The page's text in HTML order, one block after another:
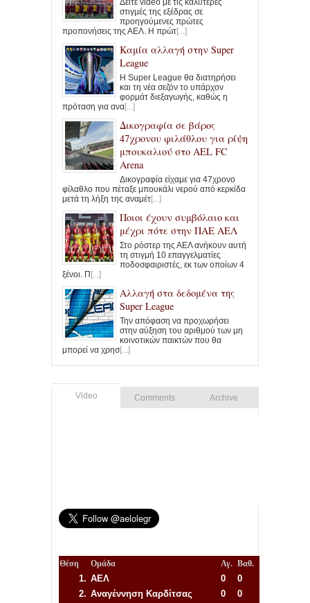
Δείτε video με τις καλύτερες
στιγμές της εξέδρας σε
προηγούμενες πρώτες
προπονήσεις της ΑΕΛ. Η πρώτ[...]
Καμία αλλαγή στην Super
League
Η Super League θα διατηρήσει
και τη νέα σεζόν το υπάρχον
φορμάτ διεξαγωγής, καθώς η
πρόταση για ανα[...]
Δικογραφία σε βάρος
47χρονου φιλάθλου για ρίψη
μπουκαλιού στο AEL FC
Arena
Δικογραφία είχαμε για 47χρονο
φίλαθλο που πέταξε μπουκάλι νερού από κερκίδα
μετά τη λήξη της αναμέτ[...]
Ποιοι έχουν συμβόλαιο και
μέχρι πότε στην ΠΑΕ ΑΕΛ
Στο ρόστερ της ΑΕΛ ανήκουν αυτή
τη στιγμή 10 επαγγελματίες
ποδοσφαιριστές, εκ των οποίων 4
ξένοι. Π [...]
Αλλαγή στα δεδομένα της
Super League
Την απόφαση να προχωρήσει
στην αύξηση του αριθμού των μη
κοινοτικών παικτών που θα
μπορεί να χρησ[...]
Video Comments Archive
Θέση Ομάδα Αγ. Βαθ.
1. ΑΕΛ 0
0
2. Αναγέννηση Καρδίτσας 0
0